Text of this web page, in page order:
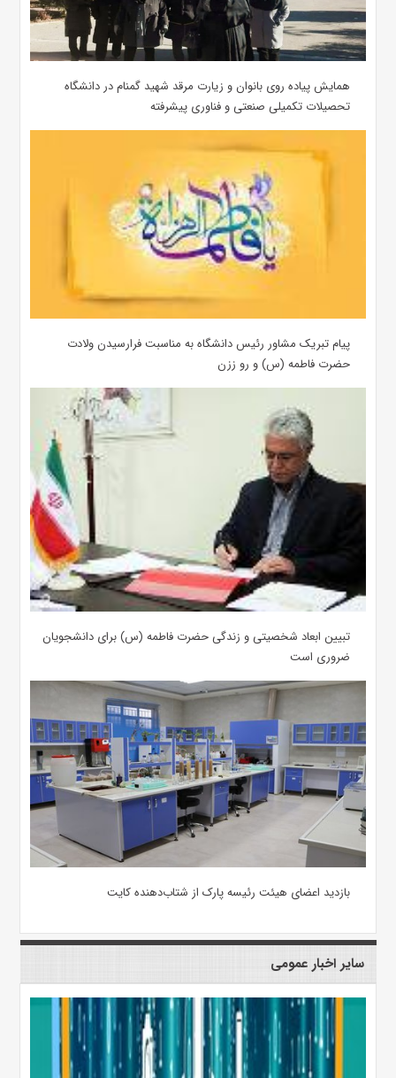
همایش پیاده روی بانوان و زیارت مرقد شهید گمنام در دانشگاه
تحصیلات تکمیلی صنعتی و فناوری پیشرفته
پیام تبریک مشاور رئیس دانشگاه به مناسبت فرارسیدن ولادت
حضرت فاطمه (س) و رو ززن
تبیین ابعاد شخصیتی و زندگی حضرت فاطمه (س) برای دانشجویان
ضروری است
بازدید اعضای هیئت رئیسه پارک از شتاب‌دهنده کایت
سایر اخبار عمومی